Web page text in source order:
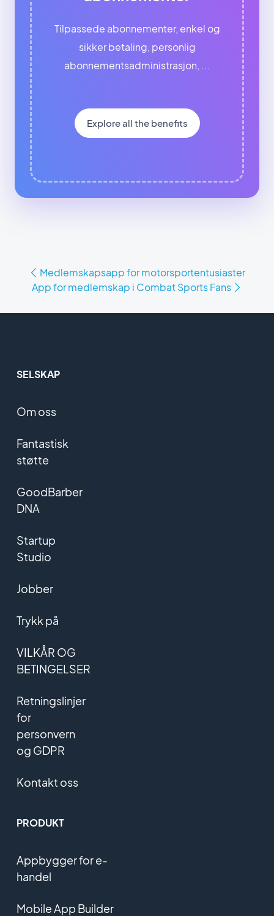
Tilpassede abonnementer, enkel og
sikker betaling, personlig
abonnementsadministrasjon, ...
Explore all the benefits
Medlemskapsapp for motorsportentusiaster
App for medlemskap i Combat Sports Fans
SELSKAP
Om oss
Fantastisk
støtte
GoodBarber
DNA
Startup
Studio
Jobber
Trykk på
VILKÅR OG
BETINGELSER
Retningslinjer
for
personvern
og GDPR
Kontakt oss
PRODUKT
Appbygger for e-
handel
Mobile App Builder